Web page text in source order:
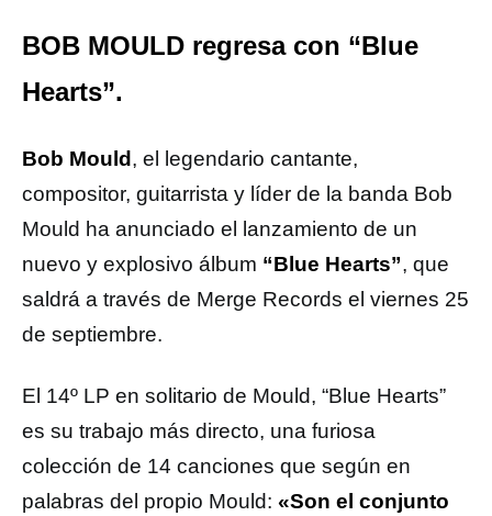
BOB MOULD regresa con “Blue
Hearts”.
Bob Mould , el legendario cantante,
compositor, guitarrista y líder de la banda Bob
Mould ha anunciado el lanzamiento de un
nuevo y explosivo álbum “Blue Hearts”, que
saldrá a través de Merge Records el viernes 25
de septiembre.
El 14º LP en solitario de Mould, “Blue Hearts”
es su trabajo más directo, una furiosa
colección de 14 canciones que según en
palabras del propio Mould: «Son el conjunto